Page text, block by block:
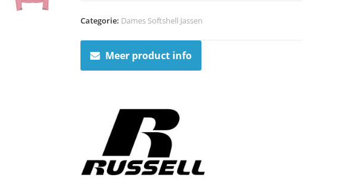
Categorie: Dames Softshell Jassen
Meer product info